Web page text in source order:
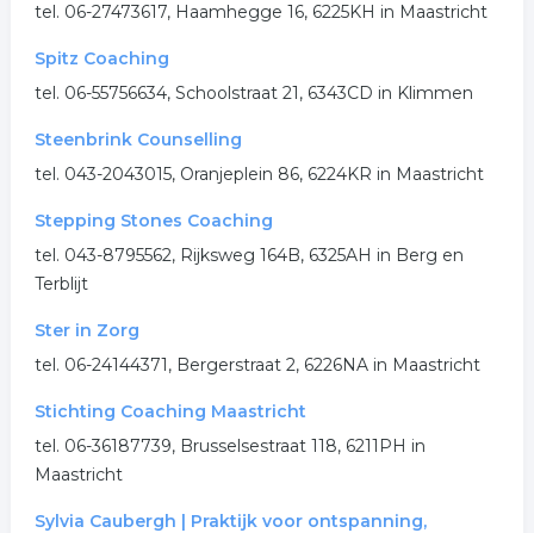
tel. 06-27473617, Haamhegge 16, 6225KH in Maastricht
Spitz Coaching
tel. 06-55756634, Schoolstraat 21, 6343CD in Klimmen
Steenbrink Counselling
tel. 043-2043015, Oranjeplein 86, 6224KR in Maastricht
Stepping Stones Coaching
tel. 043-8795562, Rijksweg 164B, 6325AH in Berg en
Terblijt
Ster in Zorg
tel. 06-24144371, Bergerstraat 2, 6226NA in Maastricht
Stichting Coaching Maastricht
tel. 06-36187739, Brusselsestraat 118, 6211PH in
Maastricht
Sylvia Caubergh | Praktijk voor ontspanning,